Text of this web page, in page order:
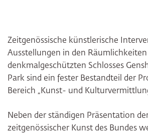
Zeitgenössische künstlerische
Ausstellungen in den Räumlichkeiten
denkmalgeschützten Schlosses
Park sind ein fester Bestandteil der
Bereich „Kunst- und
Neben der ständigen Präsentation
zeitgenössischer Kunst des Bundes